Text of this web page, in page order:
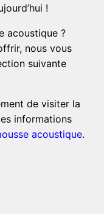
!
acoustique ?
nous vous
suivante
de visiter la
informations
acoustique.